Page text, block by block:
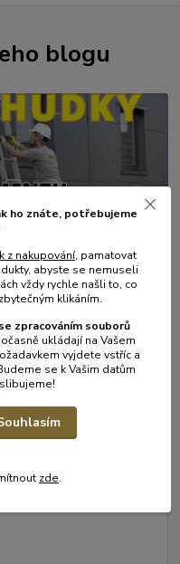
blogu
hliníkových žebřů a
ho znáte, potřebujeme
z nakupování, pamatovat
abyste se nemuseli
vždy rychle našli to, co
klikáním.
e zpracováním souborů
ukládají na Vašem
vyjdete vstříc a
se k Vašim datům
zde.